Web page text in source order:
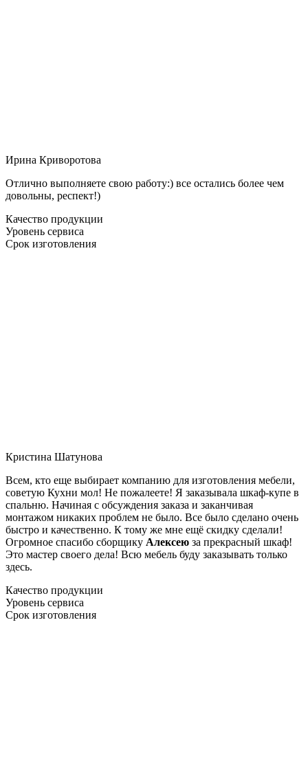
Ирина Криворотова
Отлично выполняете свою работу:) все остались более чем
довольны, респект!)
Качество продукции
Уровень сервиса
Срок изготовления
Кристина Шатунова
Всем, кто еще выбирает компанию для изготовления мебели,
советую Кухни мол! Не пожалеете! Я заказывала шкаф-купе в
спальню. Начиная с обсуждения заказа и заканчивая
монтажом никаких проблем не было. Все было сделано очень
быстро и качественно. К тому же мне ещё скидку сделали!
Огромное спасибо сборщику Алексею за прекрасный шкаф!
Это мастер своего дела! Всю мебель буду заказывать только
здесь.
Качество продукции
Уровень сервиса
Срок изготовления